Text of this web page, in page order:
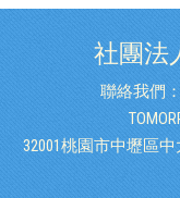
社團法
聯絡我們：
32001桃園市中壢區